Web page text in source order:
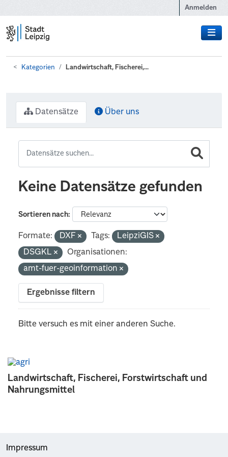
Anmelden
Kategorien Landwirtschaft, Fischerei,...
Landwirtschaft, Fischerei, Forstwirtschaft und
Nahrungsmittel
Datensätze Über uns
Keine Datensätze gefunden
Sortieren nach
Formate: DXF Tags:
LeipziGIS
DSGKL
Organisationen:
amt-fuer-geoinformation
Ergebnisse filtern
Bitte versuch es mit einer anderen Suche.
Impressum